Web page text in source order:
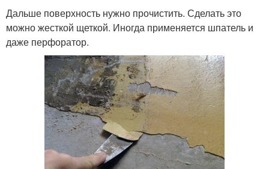
Дальше поверхность нужно прочистить. Сделать это
можно жесткой щеткой. Иногда применяется шпатель и
даже перфоратор.